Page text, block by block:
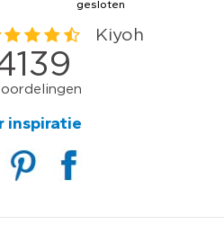
gesloten
inspiratie